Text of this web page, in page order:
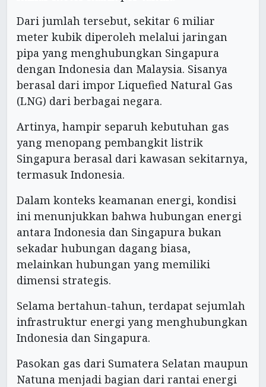
Dari jumlah tersebut, sekitar 6 miliar
meter kubik diperoleh melalui jaringan
pipa yang menghubungkan Singapura
dengan Indonesia dan Malaysia. Sisanya
berasal dari impor Liquefied Natural Gas
(LNG) dari berbagai negara.
Artinya, hampir separuh kebutuhan gas
yang menopang pembangkit listrik
Singapura berasal dari kawasan sekitarnya,
termasuk Indonesia.
Dalam konteks keamanan energi, kondisi
ini menunjukkan bahwa hubungan energi
antara Indonesia dan Singapura bukan
sekadar hubungan dagang biasa,
melainkan hubungan yang memiliki
dimensi strategis.
Selama bertahun-tahun, terdapat sejumlah
infrastruktur energi yang menghubungkan
Indonesia dan Singapura.
Pasokan gas dari Sumatera Selatan maupun
Natuna menjadi bagian dari rantai energi